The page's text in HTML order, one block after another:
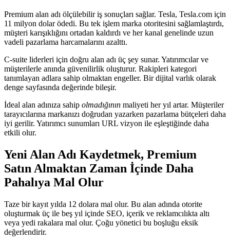
Premium alan adı ölçülebilir iş sonuçları sağlar. Tesla, Tesla.com için
11 milyon dolar ödedi. Bu tek işlem marka otoritesini sağlamlaştırdı,
müşteri karışıklığını ortadan kaldırdı ve her kanal genelinde uzun
vadeli pazarlama harcamalarını azalttı.
C-suite liderleri için doğru alan adı üç şey sunar. Yatırımcılar ve
müşterilerle anında güvenilirlik oluşturur. Rakipleri kategori
tanımlayan adlara sahip olmaktan engeller. Bir dijital varlık olarak
denge sayfasında değerinde bileşir.
İdeal alan adınıza sahip olmadığının maliyeti her yıl artar. Müşteriler
tarayıcılarına markanızı doğrudan yazarken pazarlama bütçeleri daha
iyi gerilir. Yatırımcı sunumları URL vizyon ile eşleştiğinde daha
etkili olur.
Yeni Alan Adı Kaydetmek, Premium
Satın Almaktan Zaman İçinde Daha
Pahalıya Mal Olur
Taze bir kayıt yılda 12 dolara mal olur. Bu alan adında otorite
oluşturmak üç ile beş yıl içinde SEO, içerik ve reklamcılıkta altı
veya yedi rakalara mal olur. Çoğu yönetici bu boşluğu eksik
değerlendirir.